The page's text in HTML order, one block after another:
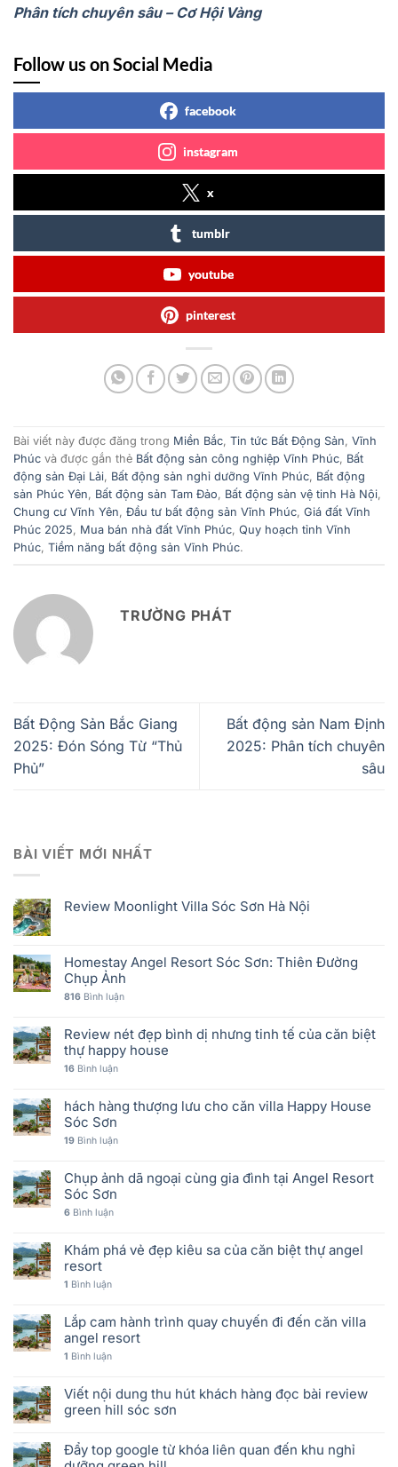
Phân tích chuyên sâu – Cơ Hội Vàng
Follow us on Social Media
facebook
instagram
x
tumblr
youtube
pinterest
Bài viết này được đăng trong Miền Bắc, Tin tức Bất Động Sản, Vĩnh
Phúc và được gắn thẻ Bất động sản công nghiệp Vĩnh Phúc, Bất
động sản Đại Lải, Bất động sản nghỉ dưỡng Vĩnh Phúc, Bất động
sản Phúc Yên, Bất động sản Tam Đảo, Bất động sản vệ tinh Hà Nội,
Chung cư Vĩnh Yên, Đầu tư bất động sản Vĩnh Phúc, Giá đất Vĩnh
Phúc 2025, Mua bán nhà đất Vĩnh Phúc, Quy hoạch tỉnh Vĩnh
Phúc, Tiềm năng bất động sản Vĩnh Phúc.
TRƯỜNG PHÁT
Bất Động Sản Bắc Giang
2025: Đón Sóng Từ “Thủ
Phủ”
Bất động sản Nam Định
2025: Phân tích chuyên
sâu
BÀI VIẾT MỚI NHẤT
Review Moonlight Villa Sóc Sơn Hà Nội
Homestay Angel Resort Sóc Sơn: Thiên Đường
Chụp Ảnh
816 Bình luận
Review nét đẹp bình dị nhưng tinh tế của căn biệt
thự happy house
16 Bình luận
hách hàng thượng lưu cho căn villa Happy House
Sóc Sơn
19 Bình luận
Chụp ảnh dã ngoại cùng gia đình tại Angel Resort
Sóc Sơn
6 Bình luận
Khám phá vẻ đẹp kiêu sa của căn biệt thự angel
resort
1 Bình luận
Lắp cam hành trình quay chuyến đi đến căn villa
angel resort
1 Bình luận
Viết nội dung thu hút khách hàng đọc bài review
green hill sóc sơn
Đẩy top google từ khóa liên quan đến khu nghỉ